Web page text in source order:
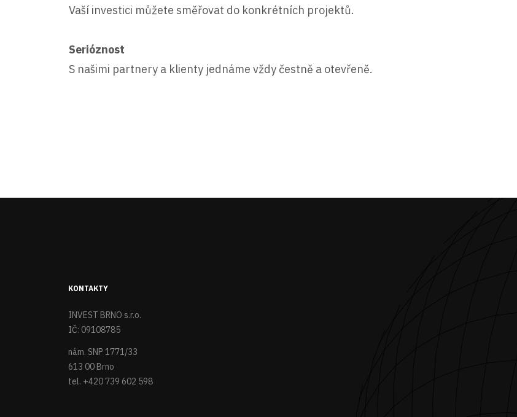
Vaší investici můžete směřovat do konkrétních projektů.
Serióznost
S našimi partnery a klienty jednáme vždy čestně a otevřeně.
KONTAKTY
INVEST BRNO s.r.o.
IČ: 09108785
nám. SNP 1771/33
613 00 Brno
tel. +420 739 602 598